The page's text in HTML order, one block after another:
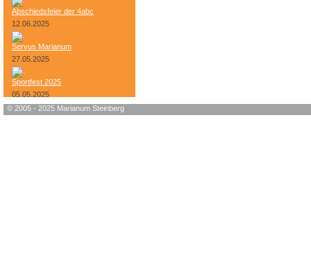
Abschiedsfeier der 4abc
12.06.2025
Servus Marianum
27.05.2025
Sportfest 2025
05.05.2025
Bundesheer-Tag
© 2005 - 2025 Marianum Steinberg